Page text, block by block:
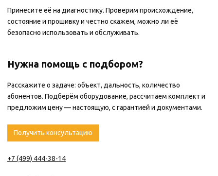
Принесите её на диагностику. Проверим происхождение,
состояние и прошивку и честно скажем, можно ли её
безопасно использовать и обслуживать.
Нужна помощь с подбором?
Расскажите о задаче: объект, дальность, количество
абонентов. Подберём оборудование, рассчитаем комплект и
предложим цену — настоящую, с гарантией и документами.
Получить консультацию
+7 (499) 444-38-14